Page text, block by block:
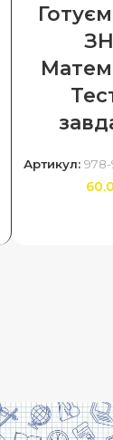
Артикул: 978-